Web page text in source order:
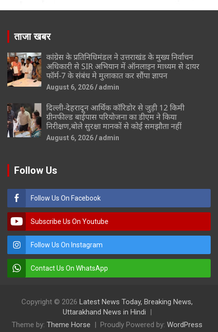
ताजा खबर
कांग्रेस के प्रतिनिधिमंडल ने उत्तराखंड के मुख्य निर्वाचन
अधिकारी से SIR अभियान में ऑनलाइन माध्यम से दायर
फॉर्म-7 के संबंध मे मुलाकात कर सौंपा ज्ञापन
August 6, 2026 admin
दिल्ली-देहरादून आर्थिक कॉरिडोर से जुड़ी 12 किमी
ग्रीनफील्ड बाईपास परियोजना का डीएम ने किया
निरीक्षण,बोले सुरक्षा मानकों से कोई समझौता नहीं
August 6, 2026 admin
Follow Us
Follow Us On Facebook
Subscribe Us On Youtube
Follow Us On Instagram
Contact Us On WhatsApp
Copyright © 2026 Latest News Today, Breaking News,
Uttarakhand News in Hindi
Theme by: Theme Horse Proudly Powered by: WordPress